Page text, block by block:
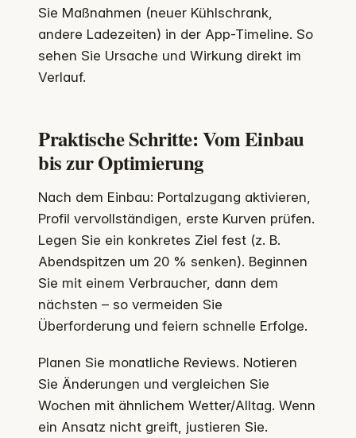
Sie Maßnahmen (neuer Kühlschrank,
andere Ladezeiten) in der App-Timeline. So
sehen Sie Ursache und Wirkung direkt im
Verlauf.
Praktische Schritte: Vom Einbau
bis zur Optimierung
Nach dem Einbau: Portalzugang aktivieren,
Profil vervollständigen, erste Kurven prüfen.
Legen Sie ein konkretes Ziel fest (z. B.
Abendspitzen um 20 % senken). Beginnen
Sie mit einem Verbraucher, dann dem
nächsten – so vermeiden Sie
Überforderung und feiern schnelle Erfolge.
Planen Sie monatliche Reviews. Notieren
Sie Änderungen und vergleichen Sie
Wochen mit ähnlichem Wetter/Alltag. Wenn
ein Ansatz nicht greift, justieren Sie.